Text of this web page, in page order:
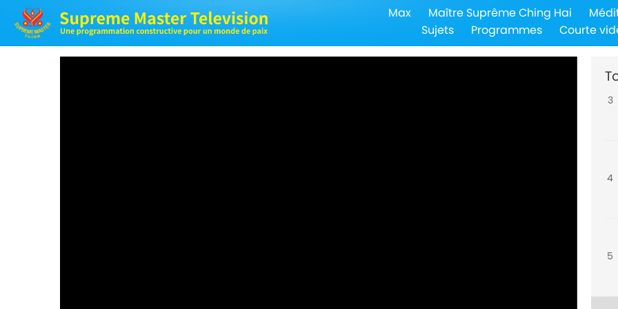
Max Maître Suprême Ching Hai
Sujets
Programmes Courte 2
3
4
5